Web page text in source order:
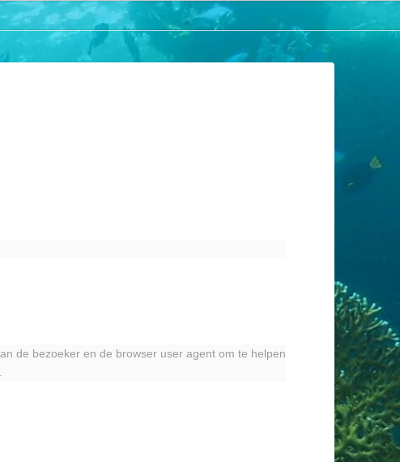
de bezoeker en de browser user agent om te helpen